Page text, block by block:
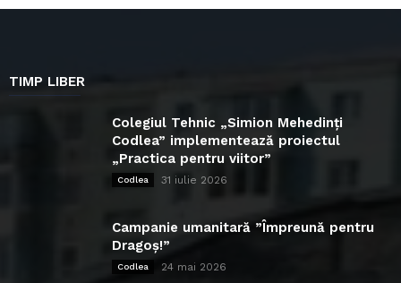
TIMP LIBER
Colegiul Tehnic „Simion Mehedinți
Codlea” implementează proiectul
„Practica pentru viitor”
Codlea 31 iulie 2026
Campanie umanitară ”Împreună pentru
Dragoș!”
Codlea 24 mai 2026